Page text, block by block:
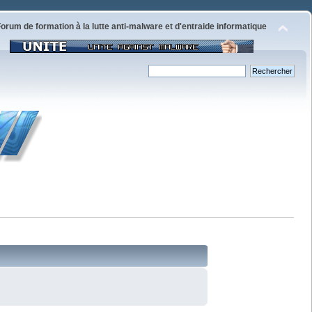
de formation à la lutte anti-malware et d'entraide informatique